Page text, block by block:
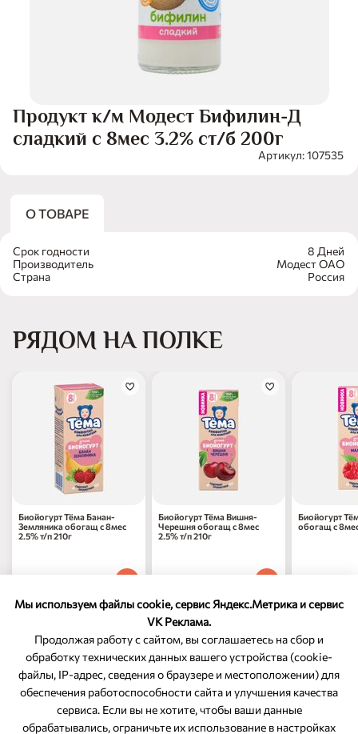
Мы используем файлы cookie, сервис Яндекс.Метрика и сервис
VK Реклама.
Продолжая работу с сайтом, вы соглашаетесь на сбор и
обработку технических данных вашего устройства (cookie-
файлы, IP-адрес, сведения о браузере и местоположении) для
обеспечения работоспособности сайта и улучшения качества
сервиса. Если вы не хотите, чтобы ваши данные
обрабатывались, ограничьте их использование в настройках
Продукт к/м Модест Бифилин-Д
сладкий с 8мес 3.2% ст/б 200г
Артикул: 107535
О ТОВАРЕ
Срок годности
8 Дней
Производитель
Модест ОАО
Страна
Россия
РЯДОМ НА ПОЛКЕ
Биойогурт Тёма Банан-
Земляника обогащ с 8мес
2.5% т/п 210г
Биойогурт Тёма Вишня-
Черешня обогащ с 8мес
2.5% т/п 210г
Биойогурт
обогащ с
ОБРАТНАЯ СВЯЗЬ
8-800-350-46-10